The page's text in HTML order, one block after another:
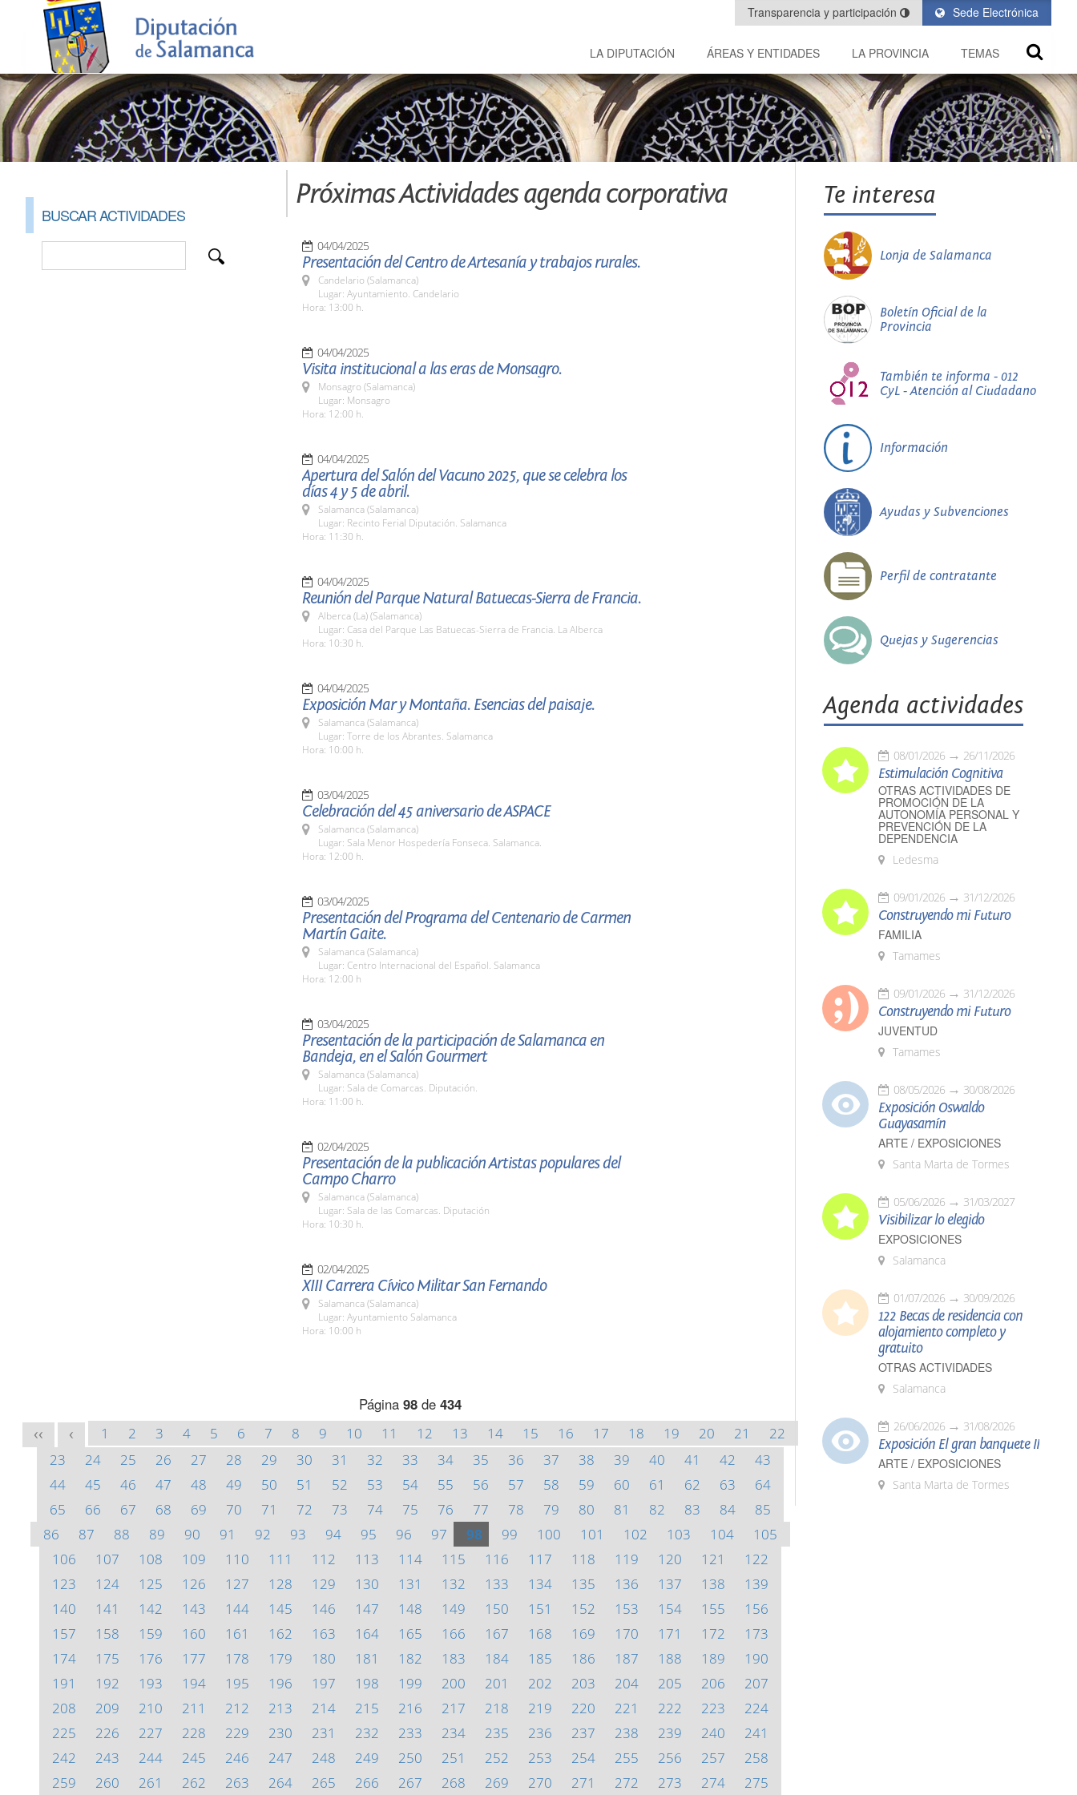
Sede Electrónica
Transparencia y participación
LA DIPUTACIÓN ÁREAS Y ENTIDADES LA PROVINCIA TEMAS
BUSCAR ACTIVIDADES
Próximas Actividades agenda corporativa
04/04/2025
Presentación del Centro de Artesanía y trabajos rurales.
Candelario (Salamanca)
Lugar: Ayuntamiento. Candelario
Hora: 13:00 h.
04/04/2025
Visita institucional a las eras de Monsagro.
Monsagro (Salamanca)
Lugar: Monsagro
Hora: 12:00 h.
04/04/2025
Apertura del Salón del Vacuno 2025, que se celebra los
días 4 y 5 de abril.
Salamanca (Salamanca)
Lugar: Recinto Ferial Diputación. Salamanca
Hora: 11:30 h.
04/04/2025
Reunión del Parque Natural Batuecas-Sierra de Francia.
Alberca (La) (Salamanca)
Lugar: Casa del Parque Las Batuecas-Sierra de Francia. La Alberca
Hora: 10:30 h.
04/04/2025
Exposición Mar y Montaña. Esencias del paisaje.
Salamanca (Salamanca)
Lugar: Torre de los Abrantes. Salamanca
Hora: 10:00 h.
03/04/2025
Celebración del 45 aniversario de ASPACE
Salamanca (Salamanca)
Lugar: Sala Menor Hospedería Fonseca. Salamanca.
Hora: 12:00 h.
03/04/2025
Presentación del Programa del Centenario de Carmen
Martín Gaite.
Salamanca (Salamanca)
Lugar: Centro Internacional del Español. Salamanca
Hora: 12:00 h
03/04/2025
Presentación de la participación de Salamanca en
Bandeja, en el Salón Gourmert
Salamanca (Salamanca)
Lugar: Sala de Comarcas. Diputación.
Hora: 11:00 h.
02/04/2025
Presentación de la publicación Artistas populares del
Campo Charro
Salamanca (Salamanca)
Lugar: Sala de las Comarcas. Diputación
Hora: 10:30 h.
02/04/2025
XIII Carrera Cívico Militar San Fernando
Salamanca (Salamanca)
Lugar: Ayuntamiento Salamanca
Hora: 10:00 h
Página 98 de 434
<< < 1 2 3 4 5 6 7 8 9 10 11 12 13 14 15 16 17 18 19 20 21
22
23
24 25 26 27 28 29 30 31 32 33 34 35 36 37 38 39 40 41 42
43
44
45 46 47 48 49 50 51 52 53 54 55 56 57 58 59 60 61 62 63
64
65
66 67 68 69 70 71 72 73 74 75 76 77 78 79 80 81 82 83 84
85
86
87 88 89 90 91 92 93 94 95 96 97 98 99 100 101 102 103 104
105
106
107 108 109 110 111 112 113 114 115 116 117 118 119 120 121
122
123
124 125 126 127 128 129 130 131 132 133 134 135 136 137 138
139
140
141 142 143 144 145 146 147 148 149 150 151 152 153 154 155
156
157
158 159 160 161 162 163 164 165 166 167 168 169 170 171 172
173
174
175 176 177 178 179 180 181 182 183 184 185 186 187 188 189
190
191
192 193 194 195 196 197 198 199 200 201 202 203 204 205 206
207
208
209 210 211 212 213 214 215 216 217 218 219 220 221 222 223
224
225
226 227 228 229 230 231 232 233 234 235 236 237 238 239 240
241
242
243 244 245 246 247 248 249 250 251 252 253 254 255 256 257
258
259
260 261 262 263 264 265 266 267 268 269 270 271 272 273 274 275
Te interesa
Lonja de Salamanca
Boletín Oficial de la
Provincia
También te informa - 012
CyL - Atención al Ciudadano
Información
Ayudas y Subvenciones
Perfil de contratante
Quejas y Sugerencias
Agenda actividades
08/01/2026 26/11/2026
Estimulación Cognitiva
OTRAS ACTIVIDADES DE
PROMOCIÓN DE LA
AUTONOMÍA PERSONAL Y
PREVENCIÓN DE LA
DEPENDENCIA
Ledesma
09/01/2026 31/12/2026
Construyendo mi Futuro
FAMILIA
Tamames
09/01/2026 31/12/2026
Construyendo mi Futuro
JUVENTUD
Tamames
08/05/2026 30/08/2026
Exposición Oswaldo
Guayasamín
ARTE / EXPOSICIONES
Santa Marta de Tormes
05/06/2026 31/03/2027
Visibilizar lo elegido
EXPOSICIONES
Salamanca
01/07/2026 30/09/2026
122 Becas de residencia con
alojamiento completo y
gratuito
OTRAS ACTIVIDADES
Salamanca
26/06/2026 31/08/2026
Exposición El gran banquete II
ARTE / EXPOSICIONES
Santa Marta de Tormes